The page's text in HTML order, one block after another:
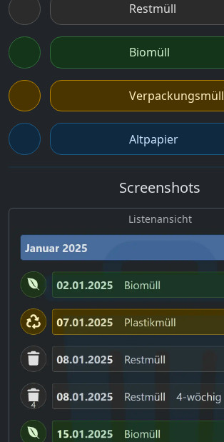
Restmüll
Biomüll
Verpackungsmüll
Altpapier
Screenshots
Listenansicht